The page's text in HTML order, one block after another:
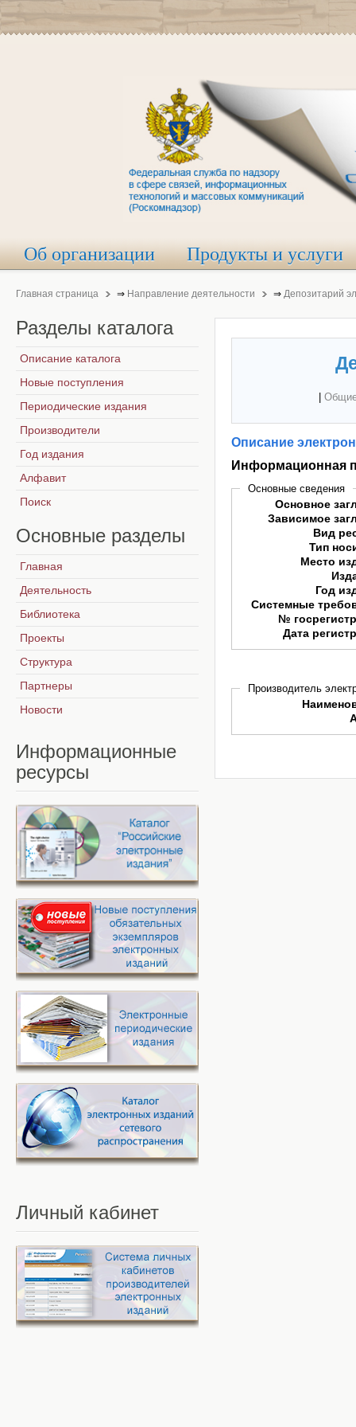
Об организации Продукты и услуги
Главная страница ⇒ Направление деятельности ⇒ Депозитарий
Описание
Информационная
Основные сведения
Основное
Зависимое
Вид
Тип
Место
Год
Системные
№
Дата
Производитель
Разделы каталога
Описание каталога
Новые поступления
Периодические издания
Производители
Год издания
Алфавит
Поиск
Основные разделы
Главная
Деятельность
Библиотека
Проекты
Структура
Партнеры
Новости
Информационные
ресурсы
Личный кабинет